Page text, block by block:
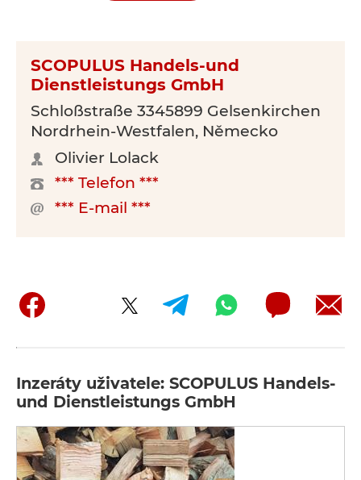
SCOPULUS Handels-und
Dienstleistungs GmbH
Schloßstraße 3345899 Gelsenkirchen
Nordrhein-Westfalen, Německo
Olivier Lolack
*** Telefon ***
*** E-mail ***
Inzeráty uživatele: SCOPULUS Handels-
und Dienstleistungs GmbH